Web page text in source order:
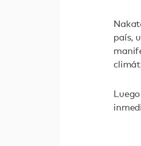
país,